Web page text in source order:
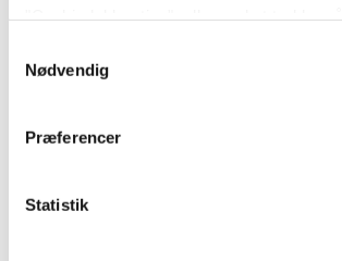
Hvis du tillader det, vil vi også gerne:
Identificere din enhed baseret på
Dine valg anvendes på hele websitet.
Nødvendig
Præferencer
Statistik
Opel
Renault
Seat
Tesla
Værksteder